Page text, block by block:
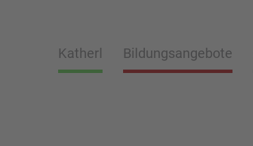
Katherl Bildungsangebote